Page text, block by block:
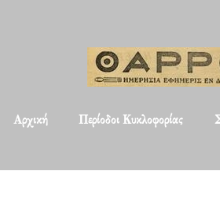
Αρχική Περίοδοι Κυκλοφορίας